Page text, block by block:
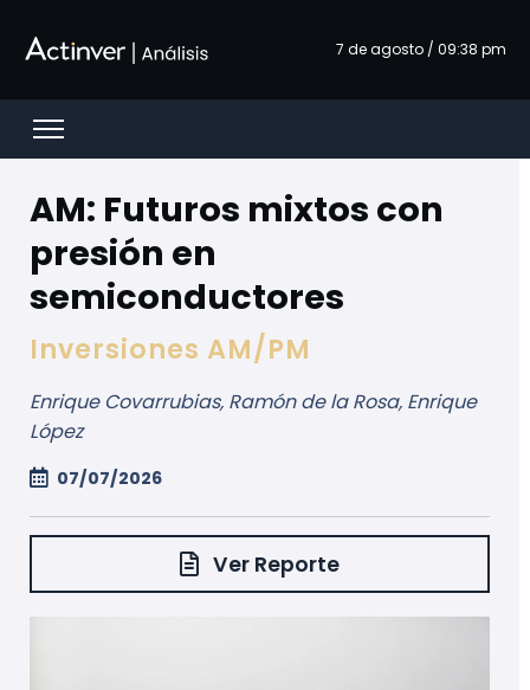
7 de agosto / 09:38 pm
Open menu
AM: Futuros mixtos con
presión en
semiconductores
Inversiones AM/PM
Enrique Covarrubias, Ramón de la Rosa, Enrique
López
07/07/2026
Ver Reporte